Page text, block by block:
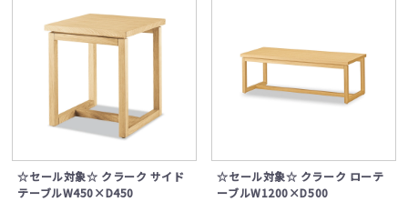
☆セール対象☆ クラーク サイド
テーブルW450×D450
☆セール対象☆ クラーク ローテ
ーブルW1200×D500